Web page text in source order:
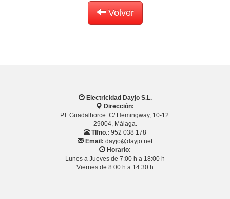
Volver
Electricidad Dayjo S.L.
Dirección:
P.I. Guadalhorce. C/ Hemingway, 10-12.
29004, Málaga.
Tlfno.: 952 038 178
Email: dayjo@dayjo.net
Horario:
Lunes a Jueves de 7:00 h a 18:00 h
Viernes de 8:00 h a 14:30 h